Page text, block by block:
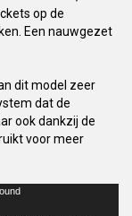
op de
Een nauwgezet
dit model zeer
dat de
ook dankzij de
voor meer